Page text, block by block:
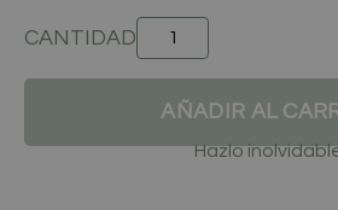
AÑADIR AL
Hazlo